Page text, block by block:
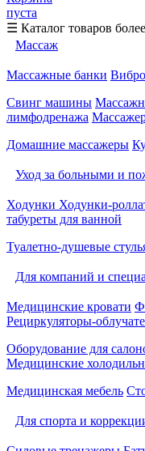
пуста
☰ Каталог товаров
Массаж
Массажные банки
Свинг машины
лимфодренажа
Домашние массажеры
Уход за больными и
Ходунки Ходунки-
табуреты для ванной
Туалетно-душевые
Для компаний и
Медицинские кровати
Рециркуляторы-
Оборудование для
Медицинские
Медицинская мебель
Для спорта и